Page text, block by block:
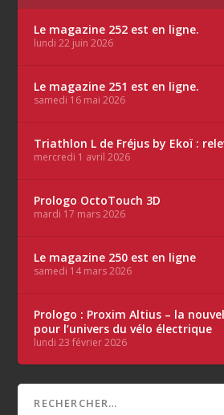
Le magazine 252 est en ligne.
lundi 22 juin 2026
Le magazine 251 est en ligne.
samedi 16 mai 2026
Triathlon L de Fréjus by Ekoï :
mercredi 1 avril 2026
Prologo OctoTouch 3D
mardi 17 mars 2026
Le magazine 250 est en ligne
samedi 14 mars 2026
Prologo : Proxim Altius – la
pour l’univers du vélo électrique
lundi 23 février 2026